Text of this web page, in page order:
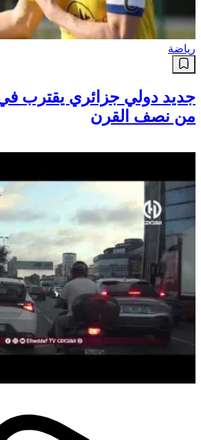
رياضة
جديد دولي جزائري يقترب في
من نصف القرن